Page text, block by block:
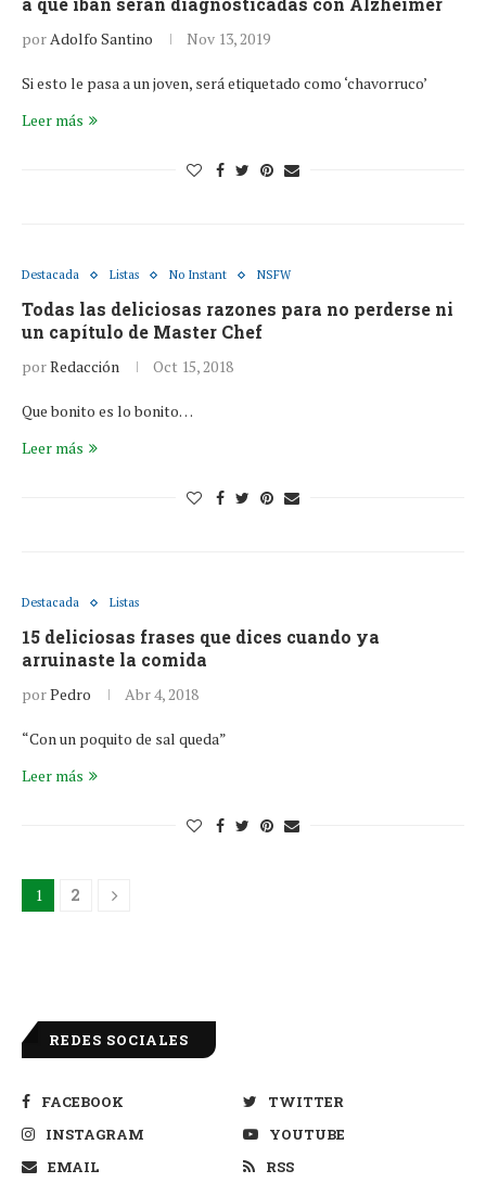
porAdolfo Santino Nov 13, 2019
Si esto le pasa a un joven, será etiquetado como ‘chavorruco’
Leer más
Destacada Listas No Instant NSFW
Todas las deliciosas razones para no perderse ni
un capítulo de Master Chef
porRedacción Oct 15, 2018
Que bonito es lo bonito…
Leer más
Destacada Listas
15 deliciosas frases que dices cuando ya
arruinaste la comida
porPedro Abr 4, 2018
“Con un poquito de sal queda”
Leer más
1 2
REDES SOCIALES
FACEBOOK
TWITTER
INSTAGRAM
YOUTUBE
EMAIL
RSS